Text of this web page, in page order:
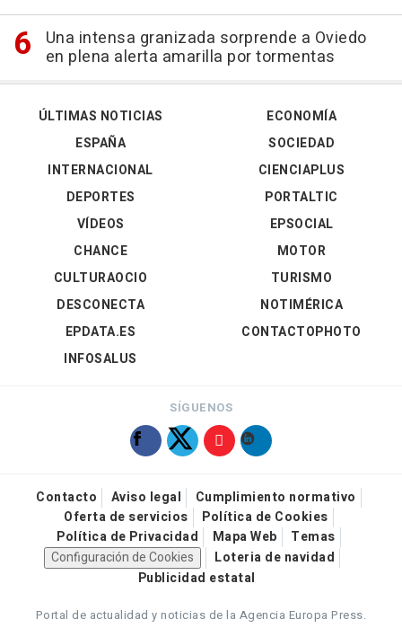
Una intensa granizada sorprende a Oviedo
en plena alerta amarilla por tormentas
ÚLTIMAS NOTICIAS
ESPAÑA
INTERNACIONAL
DEPORTES
VÍDEOS
ECONOMÍA
SOCIEDAD
CIENCIAPLUS
PORTALTIC
EPSOCIAL
CHANCE
CULTURAOCIO
DESCONECTA
EPDATA.ES
INFOSALUS
MOTOR
TURISMO
NOTIMÉRICA
CONTACTOPHOTO
SÍGUENOS
Contacto Aviso legal
Cumplimiento normativo
Oferta de servicios
Política de Cookies
Política de Privacidad
Mapa Web
Temas
Configuración de Cookies
Loteria de navidad
Publicidad estatal
Portal de actualidad y noticias de la Agencia Europa Press.